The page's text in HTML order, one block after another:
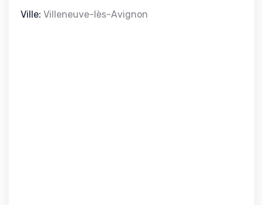
Ville: Villeneuve-lès-Avignon